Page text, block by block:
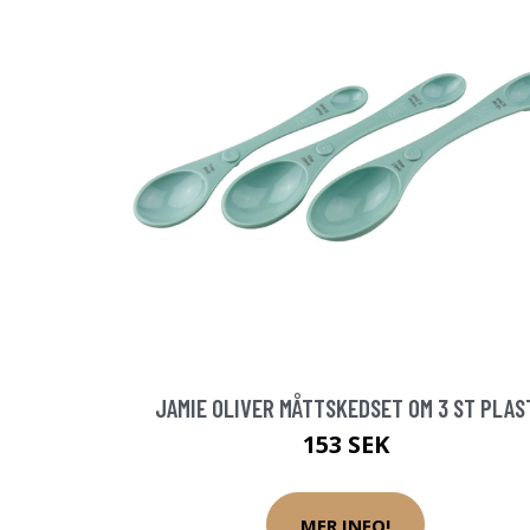
JAMIE OLIVER MÅTTSKEDSET OM 3 ST
153 SEK
MER INFO!